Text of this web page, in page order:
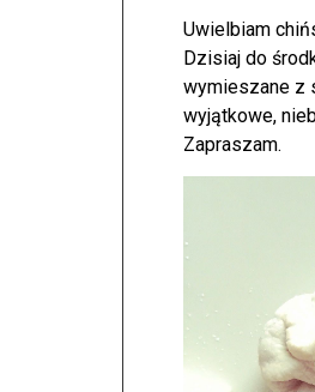
Uwielbiam
Dzisiaj do
wymieszane z
wyjątkowe,
Zapraszam.